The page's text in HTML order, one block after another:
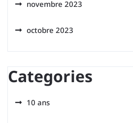
novembre 2023
octobre 2023
Categories
10 ans